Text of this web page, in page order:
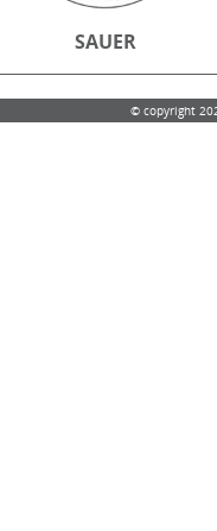
SAUER
© copyright